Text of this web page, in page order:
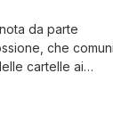
da parte
che
cartelle ai
attraverso il